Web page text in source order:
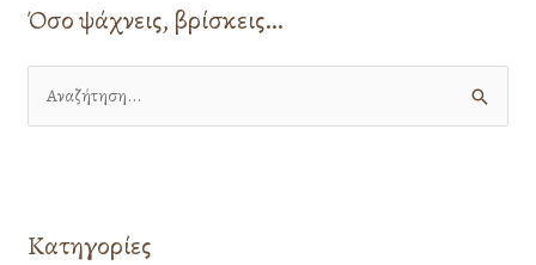
Όσο ψάχνεις, βρίσκεις…
ή
Κατηγορίες